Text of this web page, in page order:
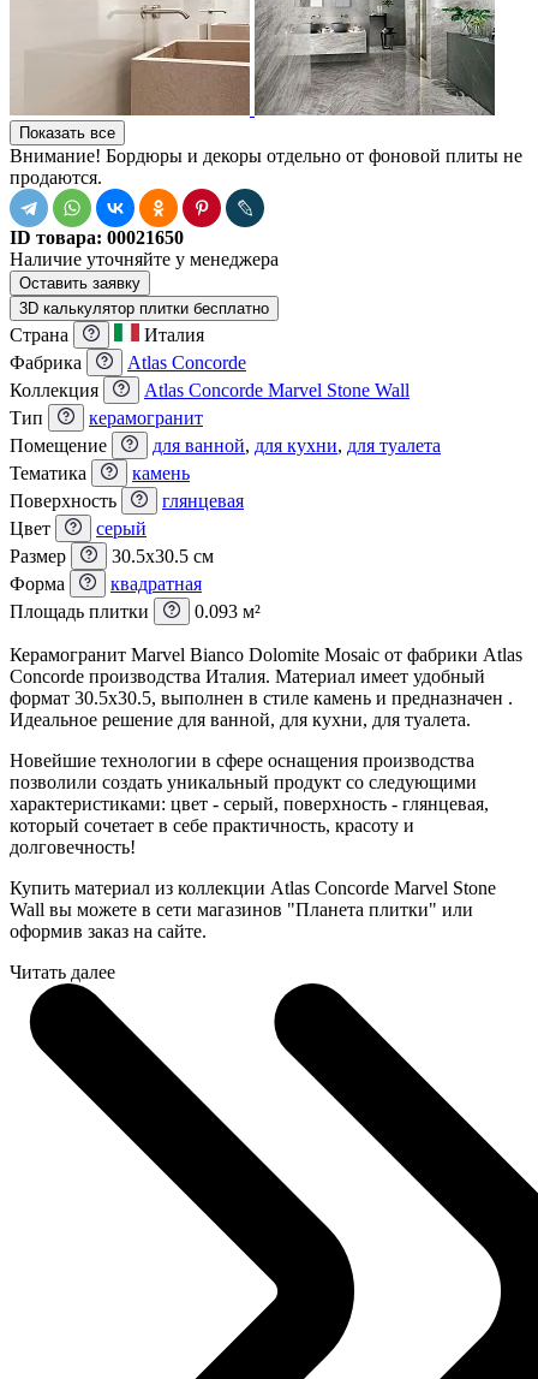
Показать все
Внимание! Бордюры и декоры отдельно от фоновой плиты не
продаются.
ID товара: 00021650
Наличие уточняйте у менеджера
Оставить заявку
3D калькулятор плитки бесплатно
Страна
Италия
Фабрика
Atlas Concorde
Коллекция
Atlas Concorde Marvel Stone Wall
Тип
керамогранит
Помещение
для ванной, для кухни, для туалета
Тематика
камень
Поверхность
глянцевая
Цвет
серый
Размер
30.5x30.5 см
Форма
квадратная
Площадь плитки
0.093 м²
Керамогранит Marvel Bianco Dolomite Mosaic от фабрики Atlas
Concorde производства Италия. Материал имеет удобный
формат 30.5x30.5, выполнен в стиле камень и предназначен .
Идеальное решение для ванной, для кухни, для туалета.
Новейшие технологии в сфере оснащения производства
позволили создать уникальный продукт со следующими
характеристиками: цвет - серый, поверхность - глянцевая,
который сочетает в себе практичность, красоту и
долговечность!
Купить материал из коллекции Atlas Concorde Marvel Stone
Wall вы можете в сети магазинов "Планета плитки" или
оформив заказ на сайте.
Читать далее